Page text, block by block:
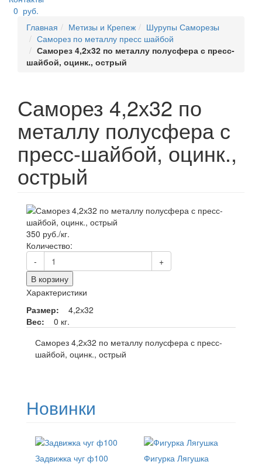
0 руб.
Главная
Метизы и Крепеж
Шурупы Саморезы
Саморез по металлу пресс шайбой
Саморез 4,2х32 по металлу полусфера с пресс-
шайбой, оцинк., острый
Саморез 4,2х32 по
металлу полусфера с
пресс-шайбой, оцинк.,
острый
350 руб./кг.
Количество:
-
+
В корзину
Характеристики
Размер:
4,2х32
Вес:
0 кг.
Саморез 4,2х32 по металлу полусфера с пресс-
шайбой, оцинк., острый
Новинки
Задвижка чуг ф100 Фигурка Лягушка